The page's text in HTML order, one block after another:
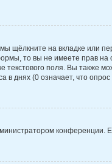
щёлкните на вкладке или
то вы не имеете прав
поля. Вы также
днях (0 означает, что